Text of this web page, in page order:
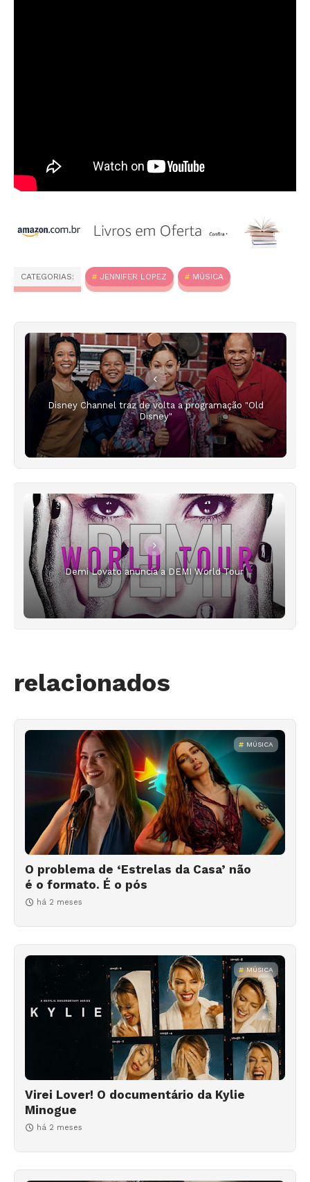
CATEGORIAS: JENNIFER LOPEZ MÚSICA
Disney Channel traz de volta a programação "Old
Disney"
Demi Lovato anuncia a DEMI World Tour
relacionados
MÚSICA
O problema de ‘Estrelas da Casa’ não
é o formato. É o pós
há 2 meses
MÚSICA
Virei Lover! O documentário da Kylie
Minogue
há 2 meses